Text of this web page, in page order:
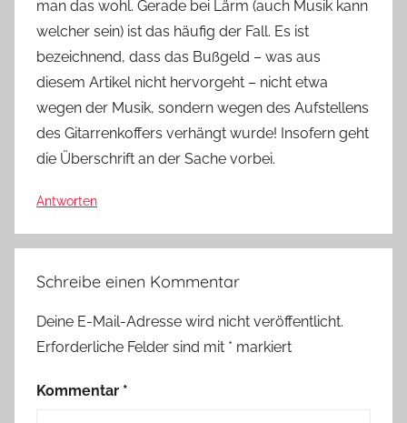
man das wohl. Gerade bei Lärm (auch Musik kann
welcher sein) ist das häufig der Fall. Es ist
bezeichnend, dass das Bußgeld – was aus
diesem Artikel nicht hervorgeht – nicht etwa
wegen der Musik, sondern wegen des Aufstellens
des Gitarrenkoffers verhängt wurde! Insofern geht
die Überschrift an der Sache vorbei.
Antworten
Schreibe einen Kommentar
Deine E-Mail-Adresse wird nicht veröffentlicht.
Erforderliche Felder sind mit * markiert
Kommentar *